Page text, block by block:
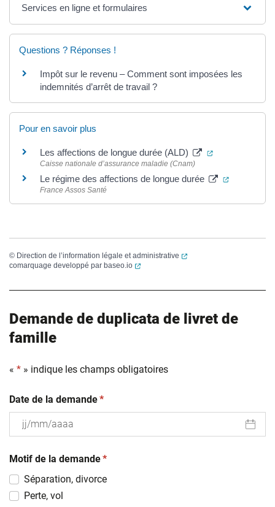
Services en ligne et formulaires
Questions ? Réponses !
Impôt sur le revenu – Comment sont imposées les
indemnités d’arrêt de travail ?
Pour en savoir plus
Les affections de longue durée (ALD) (ouverture
Caisse nationale d’assurance maladie (Cnam)
Le régime des affections de longue durée (ouverture
France Assos Santé
© Direction de l’information légale et administrative
(ouverture dans un
comarquage developpé par baseo.io (ouverture dans un nouvel onglet)
Demande de duplicata de livret de
famille
« * » indique les champs obligatoires
Date de la demande(obligatoire)
*
slash
MM
slash
Motif de la demande(obligatoire)
*
Séparation, divorce
Perte, vol